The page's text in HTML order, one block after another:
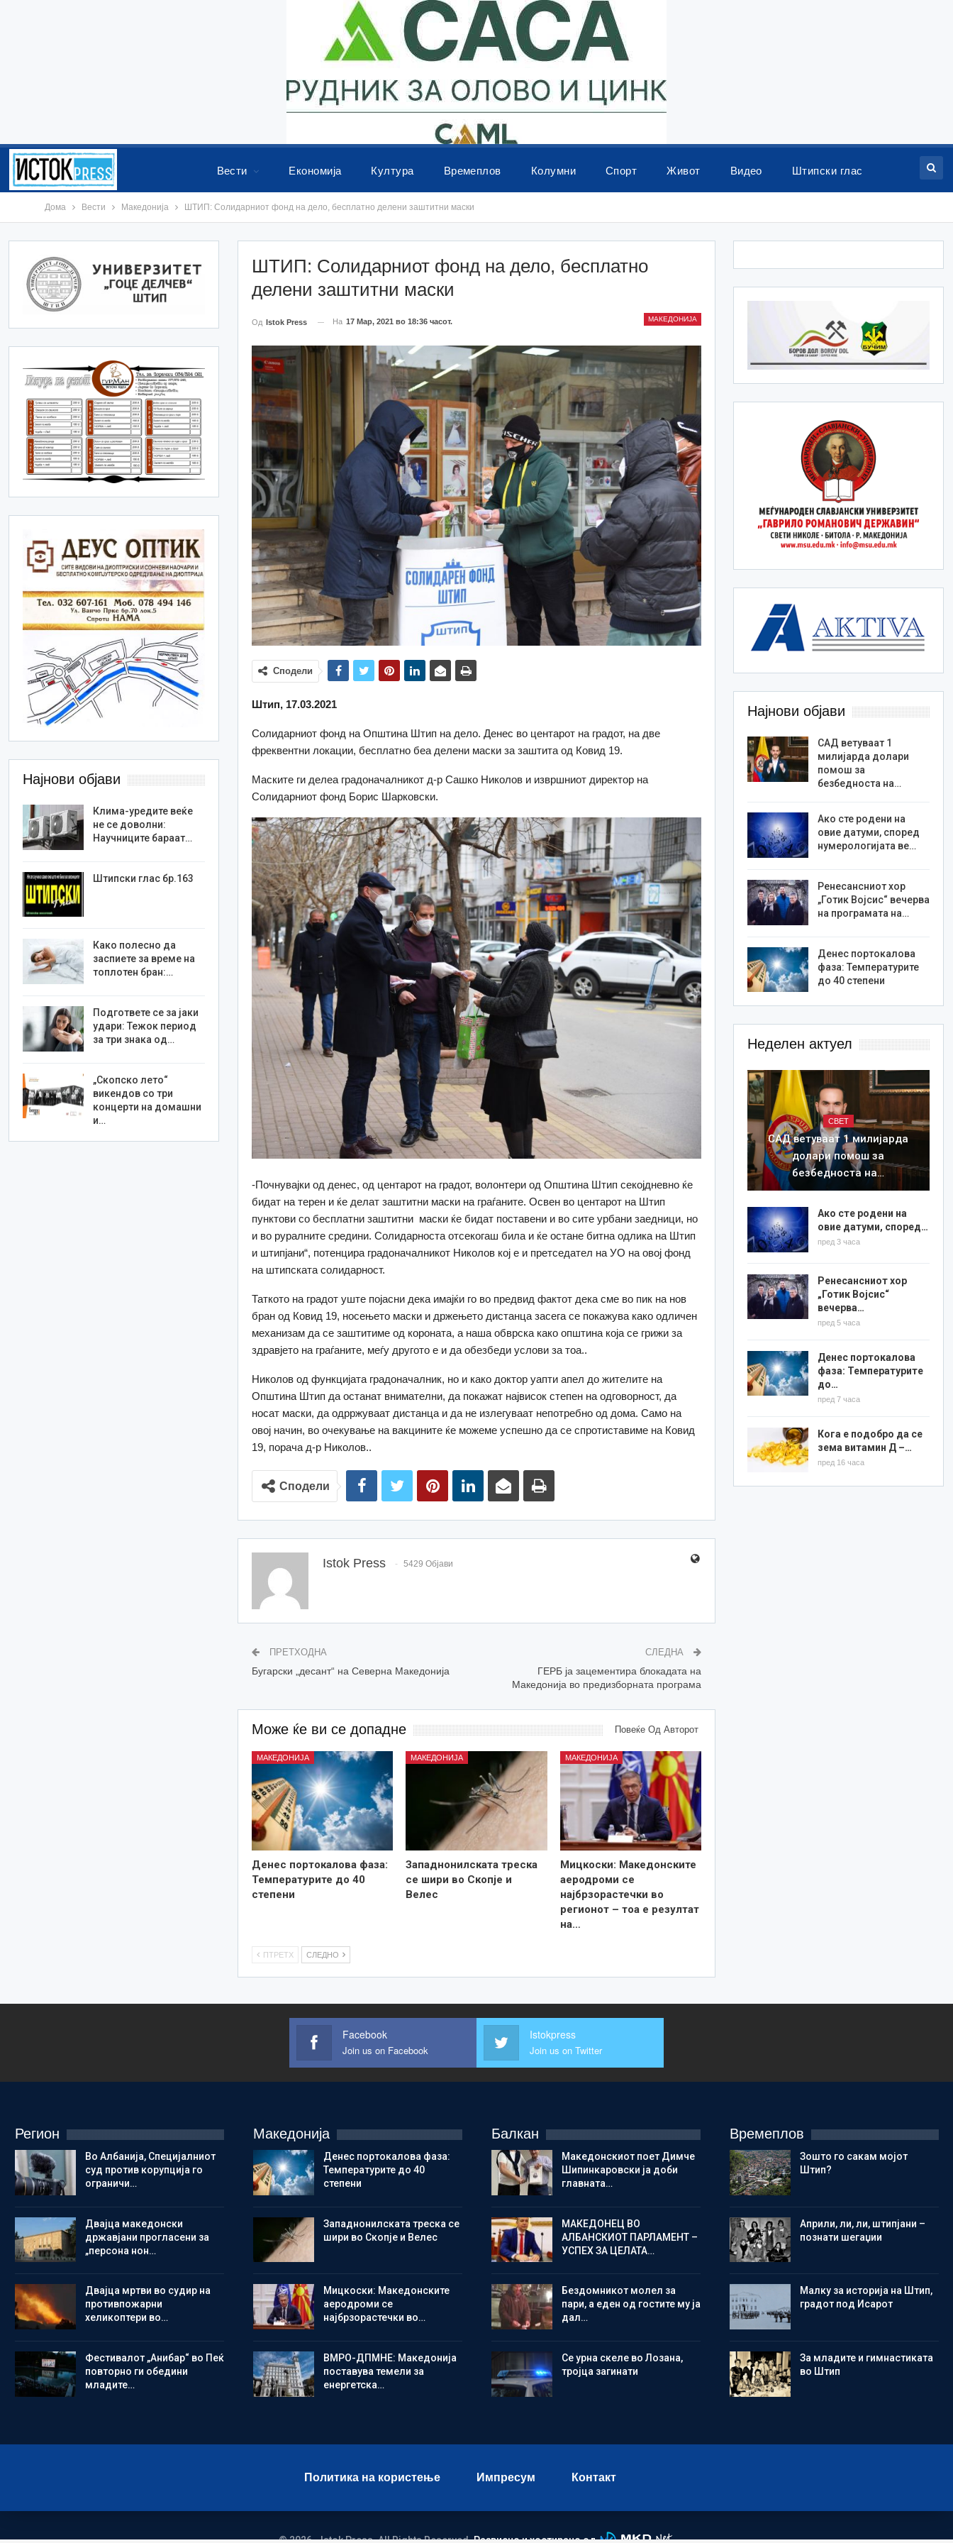
Вести Економија Култура Времеплов Колумни Спорт Живот Видео Штипски глас
Дома Вести Македонија ШТИП: Солидарниот фонд на дело, бесплатно делени заштитни маски
ШТИП: Солидарниот фонд на дело, бесплатно
делени заштитни маски
МАКЕДОНИЈА
Од Istok Press На 17 Мар, 2021 во 18:36 часот.
Сподели
Штип, 17.03.2021
Солидарниот фонд на Општина Штип на дело. Денес во центарот на градот, на две
фреквентни локации, бесплатно беа делени маски за заштита од Ковид 19.
Маските ги делеа градоначалникот д-р Сашко Николов и извршниот директор на
Солидарниот фонд Борис Шарковски.
-Почнувајки од денес, од центарот на градот, волонтери од Општина Штип секојдневно ќе
бидат на терен и ќе делат заштитни маски на граѓаните. Освен во центарот на Штип
пунктови со бесплатни заштитни маски ќе бидат поставени и во сите урбани заедници, но
и во руралните средини. Солидарноста отсекогаш била и ќе остане битна одлика на Штип
и штипјани“, потенцира градоначалникот Николов кој е и претседател на УО на овој фонд
на штипската солидарност.
Таткото на градот уште појасни дека имајќи го во предвид фактот дека сме во пик на нов
бран од Ковид 19, носењето маски и држењето дистанца засега се покажува како одличен
механизам да се заштитиме од короната, а наша обврска како општина која се грижи за
здравјето на граѓаните, меѓу другото е и да обезбеди услови за тоа..
Николов од функцијата градоначалник, но и како доктор уапти апел до жителите на
Општина Штип да останат внимателни, да покажат највисок степен на одговорност, да
носат маски, да одрржуваат дистанца и да не излегуваат непотребно од дома. Само на
овој начин, во очекување на вакцините ќе можеме успешно да се спротиставиме на Ковид
19, порача д-р Николов..
Сподели
Istok Press 5429 Објави
ПРЕТХОДНА
Бугарски „десант“ на Северна Македонија
СЛЕДНА
ГЕРБ ја зацементира блокадата на
Македонија во предизборната програма
Може ќе ви се допадне Повеќе Од Авторот
МАКЕДОНИЈА
Денес портокалова фаза:
Температурите до 40
степени
МАКЕДОНИЈА
Западнонилската треска
се шири во Скопје и
Велес
МАКЕДОНИЈА
Мицкоски: Македонските
аеродроми се
најбрзорастечки во
регионот – тоа е резултат
на…
ПТРЕТХ СЛЕДНО
Најнови објави
САД ветуваат 1
милијарда долари
помош за
безбедноста на…
Ако сте родени на
овие датуми, според
нумерологијата ве…
Ренесансниот хор
„Готик Војсис“ вечерва
на програмата на…
Денес портокалова
фаза: Температурите
до 40 степени
Неделен актуел
СВЕТ
САД ветуваат 1 милијарда
долари помош за
безбедноста на…
Ако сте родени на
овие датуми, според…
пред 3 часа
Ренесансниот хор
„Готик Војсис“
вечерва…
пред 5 часа
Денес портокалова
фаза: Температурите
до…
пред 7 часа
Кога е подобро да се
зема витамин Д –…
пред 16 часа
Најнови објави
Клима-уредите веќе
не се доволни:
Научниците бараат…
Штипски глас бр.163
Како полесно да
заспиете за време на
топлотен бран:…
Подгответе се за јаки
удари: Тежок период
за три знака од…
„Скопско лето“
викендов со три
концерти на домашни
и…
Facebook
Join us on Facebook
Istokpress
Join us on Twitter
Регион
Во Албанија, Специјалниот
суд против корупција го
ограничи…
Двајца македонски
државјани прогласени за
„персона нон…
Двајца мртви во судир на
противпожарни
хеликоптери во…
Фестивалот „Анибар“ во Пеќ
повторно ги обедини
младите…
Македонија
Денес портокалова фаза:
Температурите до 40
степени
Западнонилската треска се
шири во Скопје и Велес
Мицкоски: Македонските
аеродроми се
најбрзорастечки во…
ВМРО-ДПМНЕ: Македонија
поставува темели за
енергетска…
Балкан
Македонскиот поет Димче
Шипинкаровски ја доби
главната…
МАКЕДОНЕЦ ВО
АЛБАНСКИОТ ПАРЛАМЕНТ –
УСПЕХ ЗА ЦЕЛАТА…
Бездомникот молел за
пари, а еден од гостите му ја
дал…
Се урна скеле во Лозана,
тројца загинати
Времеплов
Зошто го сакам мојот
Штип?
Aприли, ли, ли, штипјани –
познати шегаџии
Малку за историја на Штип,
градот под Исарот
Зa младите и гимнастиката
во Штип
Политика на користење Импресум Контакт
© 2026 - Istok Press. All Rights Reserved.Развиено и хостирано од